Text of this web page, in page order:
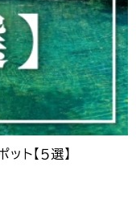
ト【５選】